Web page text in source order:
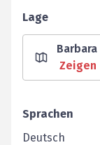
Lage
Zeigen
Sprachen
Deutsch